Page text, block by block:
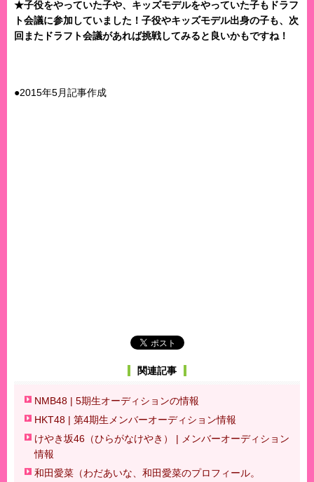
★子役をやっていた子や、キッズモデルをやっていた子もドラフ
ト会議に参加していました！子役やキッズモデル出身の子も、次
回またドラフト会議があれば挑戦してみると良いかもですね！
●2015年5月記事作成
関連記事
NMB48 | 5期生オーディションの情報
HKT48 | 第4期生メンバーオーディション情報
けやき坂46（ひらがなけやき） | メンバーオーディション
情報
和田愛菜（わだあいな、和田愛菜のプロフィール。